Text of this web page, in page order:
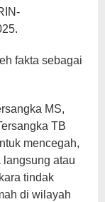
fakta sebagai
MS,
TB
mencegah,
langsung atau
tindak
di wilayah